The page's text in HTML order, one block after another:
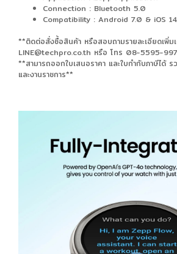
Connection : Bluetooth 5.0
Compatibility : Android 7.0 & iOS
**ติดต่อสั่งซื้อสินค้า หรือสอบถามรายละเอียดเพิ่ม
LINE@techpro.co.th หรือ โทร 08-5595-
**สามารถออกใบเสนอราคา และใบกำกับภาษีได้ ร
และงานราชการ**